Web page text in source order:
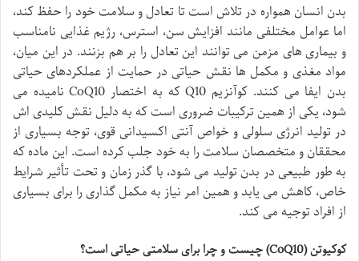
بدن انسان همواره در تلاش است تا تعادل و سلامت خود را حفظ کند،
اما عوامل مختلفی مانند افزایش سن، استرس، رژیم غذایی نامناسب
و بیماری های مزمن می توانند این تعادل را بر هم بزنند. در این میان،
مواد مغذی و مکمل ها نقش حیاتی در حمایت از عملکردهای حیاتی
بدن ایفا می کنند. کوآنزیم Q10 که به اختصار CoQ10 نامیده می
شود، یکی از همین ترکیبات ضروری است که به دلیل نقش کلیدی اش
در تولید انرژی سلولی و خواص آنتی اکسیدانی قوی، توجه بسیاری از
محققان و متخصصان سلامت را به خود جلب کرده است. این ماده که
به طور طبیعی در بدن تولید می شود، با گذر زمان و تحت تأثیر شرایط
خاص، کاهش می یابد و همین امر نیاز به مکمل گذاری را برای بسیاری
از افراد توجیه می کند.
کوکیوتن (CoQ10) چیست و چرا برای سلامتی حیاتی است؟